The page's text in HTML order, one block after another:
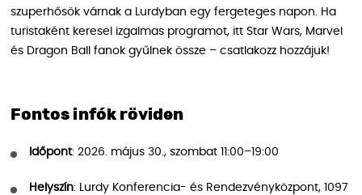
szuperhősök várnak a Lurdyban egy fergeteges napon. Ha
turistaként keresel izgalmas programot, itt Star Wars, Marvel
és Dragon Ball fanok gyűlnek össze – csatlakozz hozzájuk!
Fontos infók röviden
Időpont: 2026. május 30., szombat 11:00–19:00
Helyszín: Lurdy Konferencia- és Rendezvényközpont, 1097